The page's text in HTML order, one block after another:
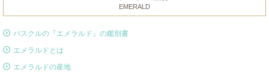
EMERALD
パスクルの『エメラルド』の鑑別書
エメラルドとは
エメラルドの産地